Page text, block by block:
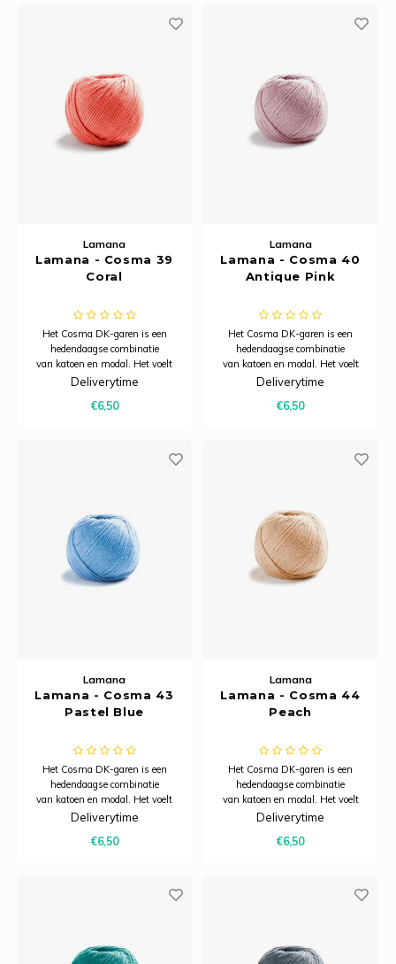
Lamana
Lamana - Cosma 39
Coral
Het Cosma DK-garen is een
hedendaagse combinatie
van katoen en modal. Het voelt
heerlijk zacht aan, heeft een
model is het bijzonder ademend.
Deliverytime
€6,50
Lamana
Lamana - Cosma 40
Antique Pink
Het Cosma DK-garen is een
hedendaagse combinatie
van katoen en modal. Het voelt
heerlijk zacht aan, heeft een
model is het bijzonder ademend.
Deliverytime
€6,50
Lamana
Lamana - Cosma 43
Pastel Blue
Het Cosma DK-garen is een
hedendaagse combinatie
van katoen en modal. Het voelt
heerlijk zacht aan, heeft een
model is het bijzonder ademend.
Deliverytime
€6,50
Lamana
Lamana - Cosma 44
Peach
Het Cosma DK-garen is een
hedendaagse combinatie
van katoen en modal. Het voelt
heerlijk zacht aan, heeft een
model is het bijzonder ademend.
Deliverytime
€6,50